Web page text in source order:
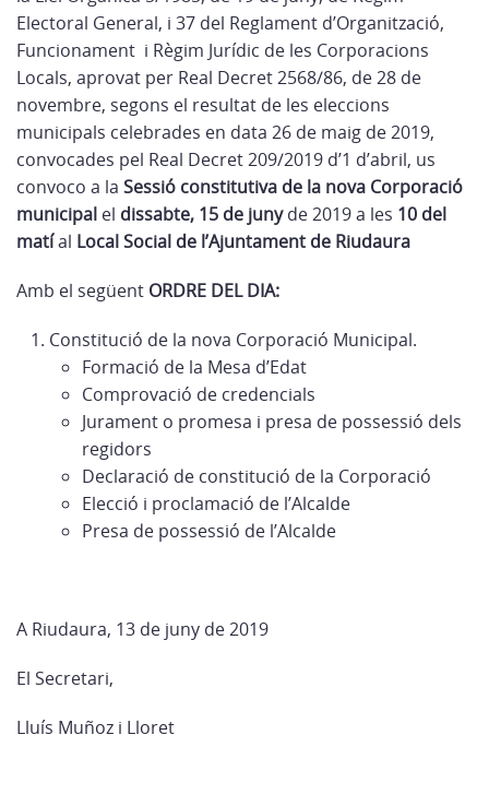
Electoral General, i 37 del Reglament d’Organització,
Funcionament i Règim Jurídic de les Corporacions
Locals, aprovat per Real Decret 2568/86, de 28 de
novembre, segons el resultat de les eleccions
municipals celebrades en data 26 de maig de 2019,
convocades pel Real Decret 209/2019 d’1 d’abril, us
convoco a la Sessió constitutiva de la nova Corporació
municipal el dissabte, 15 de junyde 2019 a les 10 del
matíal Local Social de l’Ajuntament de Riudaura
Amb el següent ORDRE DEL DIA:
Constitució de la nova Corporació Municipal.
Formació de la Mesa d’Edat
Comprovació de credencials
Jurament o promesa i presa de possessió dels
regidors
Declaració de constitució de la Corporació
Elecció i proclamació de l’Alcalde
Presa de possessió de l’Alcalde
A Riudaura, 13 de juny de 2019
El Secretari,
Lluís Muñoz i Lloret